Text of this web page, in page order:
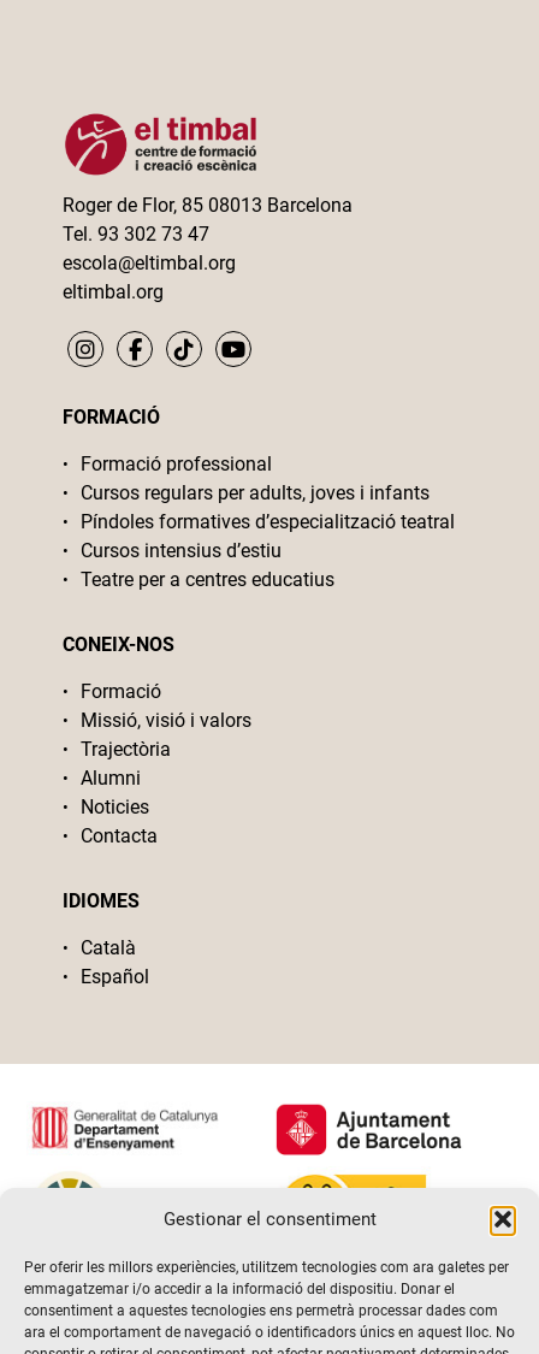
Gestionar el consentiment
Per oferir les millors experiències, utilitzem tecnologies com ara galetes per
emmagatzemar i/o accedir a la informació del dispositiu. Donar el
consentiment a aquestes tecnologies ens permetrà processar dades com
ara el comportament de navegació o identificadors únics en aquest lloc. No
Roger de Flor, 85 08013 Barcelona
Tel. 93 302 73 47
escola@eltimbal.org
eltimbal.org
FORMACIÓ
Formació professional
Cursos regulars per adults, joves i infants
Píndoles formatives d’especialització teatral
Cursos intensius d’estiu
Teatre per a centres educatius
CONEIX-NOS
Formació
Missió, visió i valors
Trajectòria
Alumni
Noticies
Contacta
IDIOMES
Català
Español